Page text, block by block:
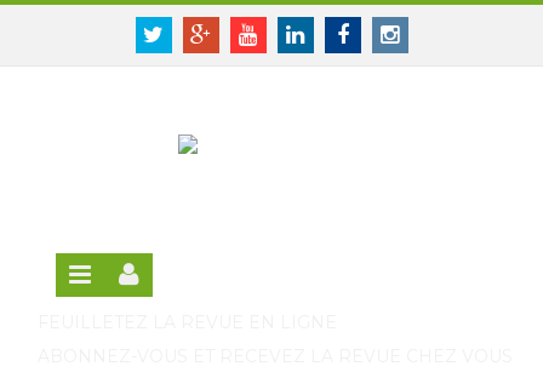
Panneau de gestion des cookies
TwitterGoogle+YoutubeLinkedinFacebookInstagram
SE CONNECTER